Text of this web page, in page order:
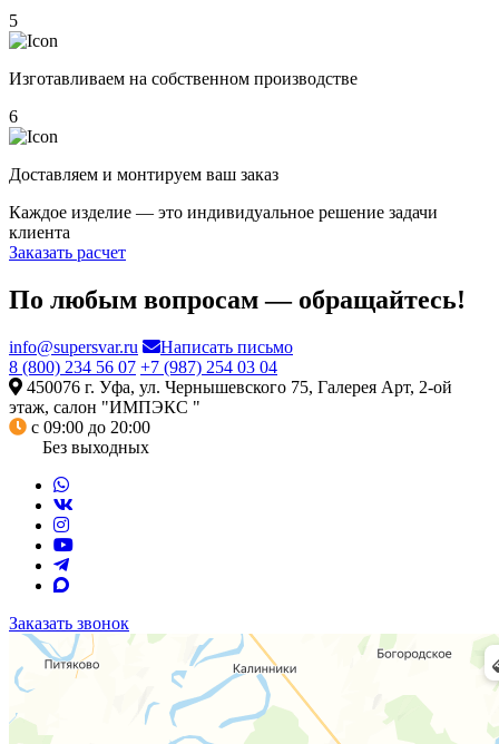
5
Изготавливаем на собственном производстве
6
Доставляем и монтируем ваш заказ
Каждое изделие — это индивидуальное решение задачи
клиента
Заказать расчет
По любым вопросам — обращайтесь!
info@supersvar.ru
Написать письмо
8 (800) 234 56 07 +7 (987) 254 03 04
450076 г. Уфа, ул. Чернышевского 75, Галерея Арт, 2-ой
этаж, салон "ИМПЭКС "
с 09:00 до 20:00
Без выходных
Заказать звонок